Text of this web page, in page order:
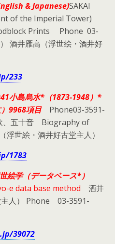
& Japanese)SAKAI
of the Imperial Tower)
Prints Phone 03-
酒井雁高（浮世絵・酒井好
233
小島烏水* （1873-1948）*
9968項目Phone03-3591-
、五十音 Biography of
世絵・酒井好古堂主人）
1783
絵学（データベース*）
e data base method 酒井
主人） Phone 03-3591-
39072